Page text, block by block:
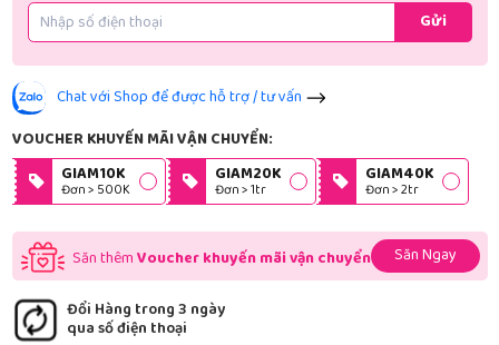
Gửi
Chat với Shop để được hỗ trợ / tư vấn
VOUCHER KHUYẾN MÃI VẬN CHUYỂN:
GIAM10K
Đơn > 500K
GIAM20K
Đơn > 1tr
GIAM40K
Đơn > 2tr
Săn thêmVoucher khuyến mãi vận chuyển Săn Ngay
Đổi Hàng trong 3 ngày
qua số điện thoại